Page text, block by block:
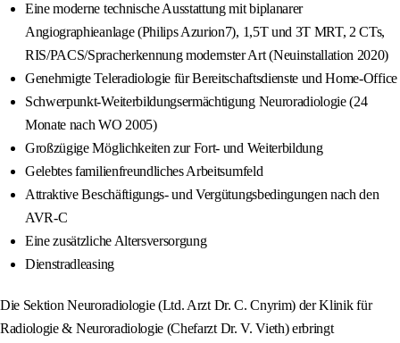
Eine moderne technische Ausstattung mit biplanarer
Angiographieanlage (Philips Azurion7), 1,5T und 3T MRT, 2 CTs,
RIS/PACS/Spracherkennung modernster Art (Neuinstallation 2020)
Genehmigte Teleradiologie für Bereitschaftsdienste und Home-Office
Schwerpunkt-Weiterbildungsermächtigung Neuroradiologie (24
Monate nach WO 2005)
Großzügige Möglichkeiten zur Fort- und Weiterbildung
Gelebtes familienfreundliches Arbeitsumfeld
Attraktive Beschäftigungs- und Vergütungsbedingungen nach den
AVR-C
Eine zusätzliche Altersversorgung
Dienstradleasing
Die Sektion Neuroradiologie (Ltd. Arzt Dr. C. Cnyrim) der Klinik für
Radiologie & Neuroradiologie (Chefarzt Dr. V. Vieth) erbringt